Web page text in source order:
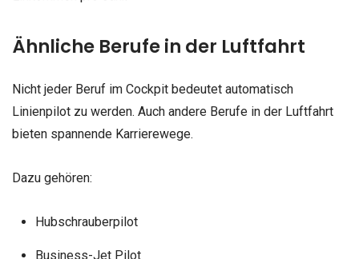
Ähnliche Berufe in der Luftfahrt
Nicht jeder Beruf im Cockpit bedeutet automatisch
Linienpilot zu werden. Auch andere Berufe in der Luftfahrt
bieten spannende Karrierewege.
Dazu gehören:
Hubschrauberpilot
Business-Jet Pilot